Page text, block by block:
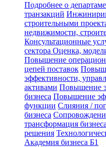
Подробнее о
транзакций
строительными
недвижимости,
Консультационные
сектора Оценка,
Повышение
цепей поставок
эффективности,
активами Повышение
бизнеса Повышение
функции Слияния /
бизнеса
трансформация бизнеса
решения
Академия бизнеса Б1